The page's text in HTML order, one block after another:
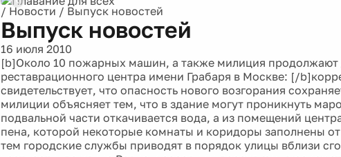
/ Новости / Выпуск новостей
Выпуск новостей
16 июля 2010
[b]Около 10 пожарных машин, а также милиция продолжают
реставрационного центра имени Грабаря в Москве: [/
свидетельствует, что опасность нового возгорания
милиции объясняет тем, что в здание могут проникнуть
подвальной части откачивается вода, а из помещений
пена, которой некоторые комнаты и коридоры заполнены
тем городские службы приводят в порядок улицы вблизи